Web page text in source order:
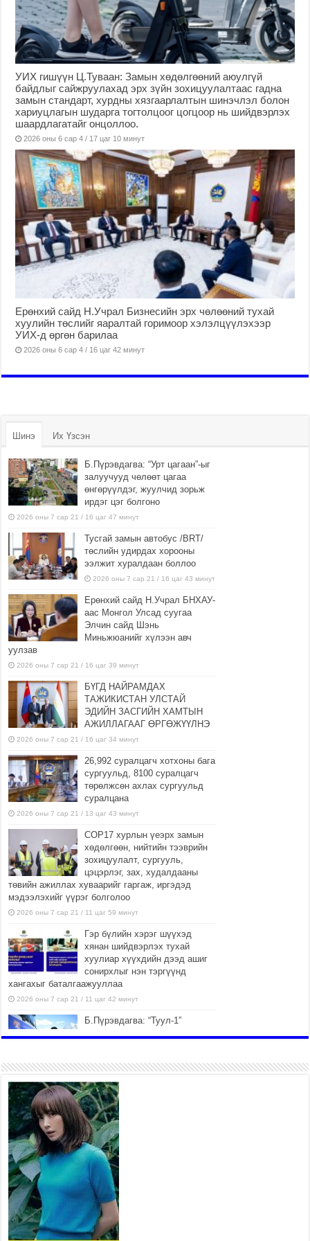
УИХ гишүүн Ц.Туваан: Замын хөдөлгөөний аюулгүй
байдлыг сайжруулахад эрх зүйн зохицуулалтаас гадна
замын стандарт, хурдны хязгаарлалтын шинэчлэл болон
хариуцлагын шударга тогтолцоог цогцоор нь шийдвэрлэх
шаардлагатайг онцоллоо.
2026 оны 6 сар 4 / 17 цаг 10 минут
Ерөнхий сайд Н.Учрал Бизнесийн эрх чөлөөний тухай
хуулийн төслийг яаралтай горимоор хэлэлцүүлэхээр
УИХ-д өргөн барилаа
2026 оны 6 сар 4 / 16 цаг 42 минут
Шинэ Их Үзсэн
Б.Пүрэвдагва: “Урт цагаан”-ыг
залуучууд чөлөөт цагаа
өнгөрүүлдэг, жуулчид зорьж
ирдэг цэг болгоно
2026 оны 7 сар 21 / 16 цаг 47 минут
Тусгай замын автобус /BRT/
төслийн удирдах хорооны
ээлжит хуралдаан боллоо
2026 оны 7 сар 21 / 16 цаг 43 минут
Ерөнхий сайд Н.Учрал БНХАУ-
аас Монгол Улсад суугаа
Элчин сайд Шэнь
Миньжюанийг хүлээн авч
уулзав
2026 оны 7 сар 21 / 16 цаг 39 минут
БҮГД НАЙРАМДАХ
ТАЖИКИСТАН УЛСТАЙ
ЭДИЙН ЗАСГИЙН ХАМТЫН
АЖИЛЛАГААГ ӨРГӨЖҮҮЛНЭ
2026 оны 7 сар 21 / 16 цаг 34 минут
26,992 суралцагч хотхоны бага
сургуульд, 8100 суралцагч
төрөлжсөн ахлах сургуульд
суралцана
2026 оны 7 сар 21 / 13 цаг 43 минут
COP17 хурлын үеэрх замын
хөдөлгөөн, нийтийн тээврийн
зохицуулалт, сургууль,
цэцэрлэг, зах, худалдааны
төвийн ажиллах хуваарийг гаргаж, иргэдэд
мэдээлэхийг үүрэг болголоо
2026 оны 7 сар 21 / 11 цаг 59 минут
Гэр бүлийн хэрэг шүүхэд
хянан шийдвэрлэх тухай
хуулиар хүүхдийн дээд ашиг
сонирхлыг нэн тэргүүнд
хангахыг баталгаажууллаа
2026 оны 7 сар 21 / 11 цаг 42 минут
Б.Пүрэвдагва: “Туул-1”
2026 оны 7 сар 21 / 10 цаг 15 минут
НИЙСЛЭЛ, АЙМГИЙН
УДИРДЛАГУУДЫН АЖЛЫГ
ХҮНД СУРТЛЫГ БУУРУУЛЖ,
ИРГЭД, АЖ АХУЙН НЭГЖИЙН
АЧААГ ХЭРХЭН ХӨНГӨЛСНӨӨР ДҮГНЭНЭ
2026 оны 7 сар 21 / 10 цаг 09 минут
Байнгын хорооны дарга
М.Мандхай Цөлжилттэй
тэмцэх тухай НҮБ-ын
конвенцын талуудын 17 дугаар
бага хурал (СОР17)-ын бэлтгэл ажлын явцтай